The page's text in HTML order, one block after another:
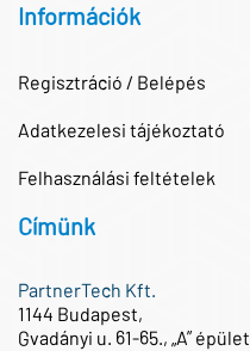
Információk
Regisztráció / Belépés
Adatkezelesi tájékoztató
Felhasználási feltételek
Címünk
PartnerTech Kft.
1144 Budapest,
Gvadányi u. 61-65., „A” épület